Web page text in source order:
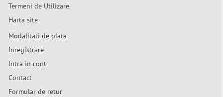
Termeni de Utilizare
Harta site
Modalitati de plata
Inregistrare
Intra in cont
Contact
Formular de retur